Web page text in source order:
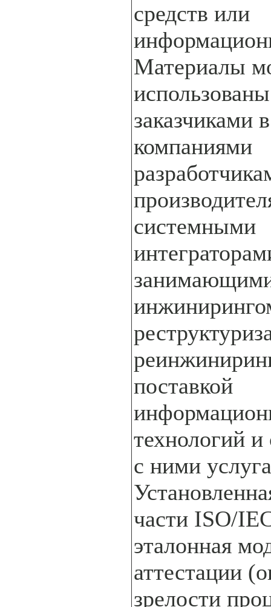
средств или
Материалы
заказчиками
компаниями
системными
поставкой
технологий
с ними
части ISO/
эталонная
аттестации
зрелости